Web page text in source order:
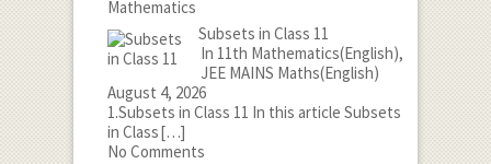
Subsets in Class 11
In 11th Mathematics(English),
JEE MAINS Maths(English)
August 4, 2026
1.Subsets in Class 11 In this article Subsets
in Class[…]
No Comments